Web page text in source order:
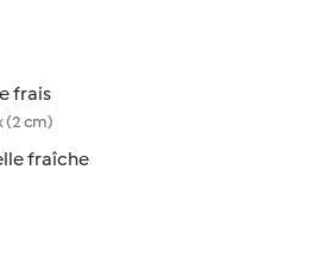
frais
(2 cm)
fraîche